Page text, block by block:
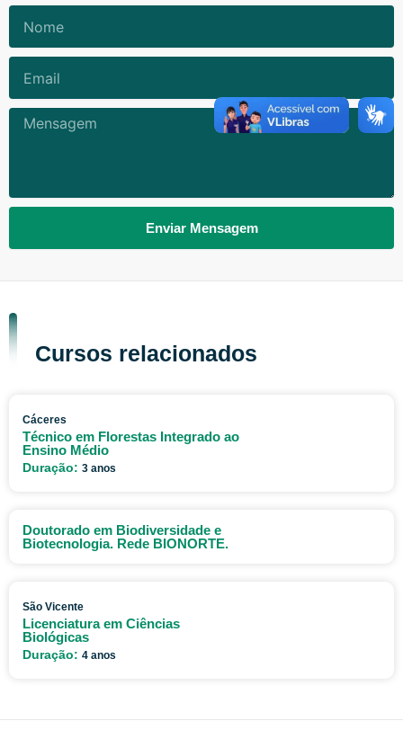
Mensagem
Enviar Mensagem
Cursos relacionados
Cáceres
Técnico em Florestas Integrado ao
Ensino Médio
Duração: 3 anos
Doutorado em Biodiversidade e
Biotecnologia. Rede BIONORTE.
São Vicente
Licenciatura em Ciências
Biológicas
Duração: 4 anos